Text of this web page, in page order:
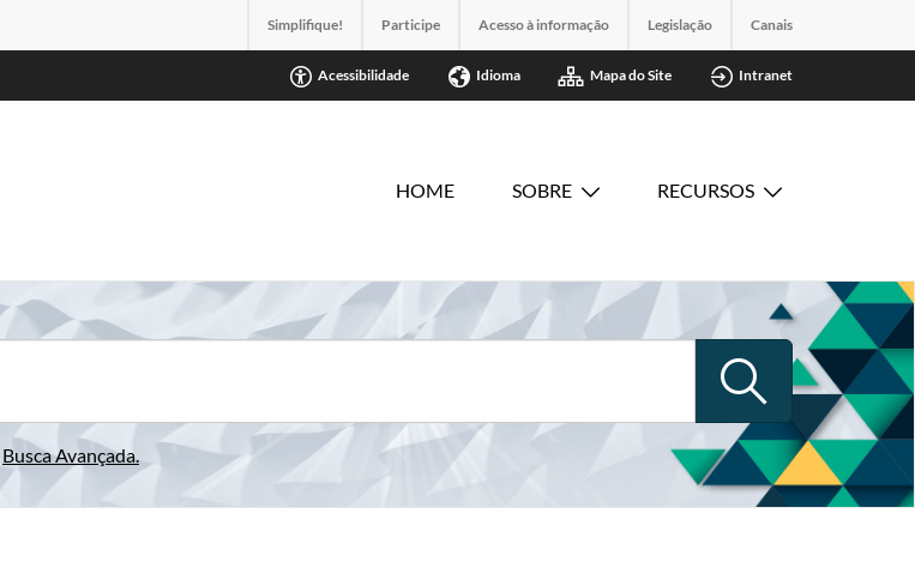
Simplifique! Participe Acesso à informação Legislação Canais
Acessibilidade Idioma Mapa do Site Intranet
HOME SOBRE RECURSOS
Busca Avançada.